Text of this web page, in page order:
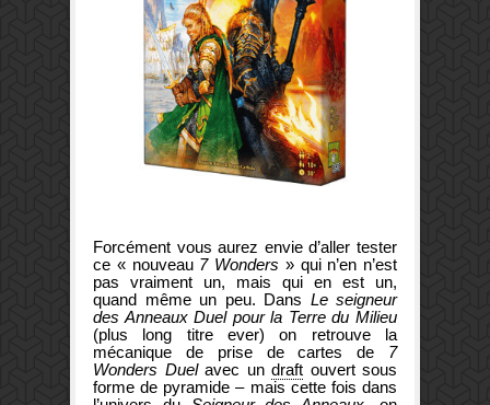
Forcément vous aurez envie d’aller tester
ce « nouveau 7 Wonders » qui n’en n’est
pas vraiment un, mais qui en est un,
quand même un peu. Dans Le seigneur
des Anneaux Duel pour la Terre du Milieu
(plus long titre ever) on retrouve la
mécanique de prise de cartes de 7
Wonders Duelavec un draft ouvert sous
forme de pyramide – mais cette fois dans